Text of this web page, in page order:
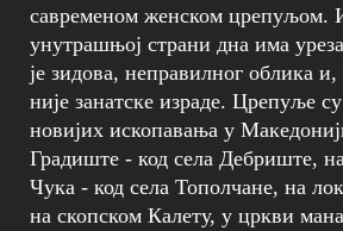
савременом женском црепуљом.
унутрашњој страни дна има
је зидова, неправилног облика и,
није занатске израде. Црепуље
новијих ископавања у
Градиште - код села Дебриште,
Чука - код села Тополчане, на
на скопском Калету, у цркви